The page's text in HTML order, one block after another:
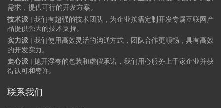
需求，提供可行的开发方案。
技术派 | 我们有超强的技术团队，为企业按需定制开发专属互联网产
品提供强大的技术支持。
实力派 | 我们使用高效灵活的沟通方式，团队合作更顺畅，具有高效
的开发实力。
走心派 | 抛开浮夸的包装和虚假承诺，我们用心服务上千家企业并获
得认可和赞许。
联系我们